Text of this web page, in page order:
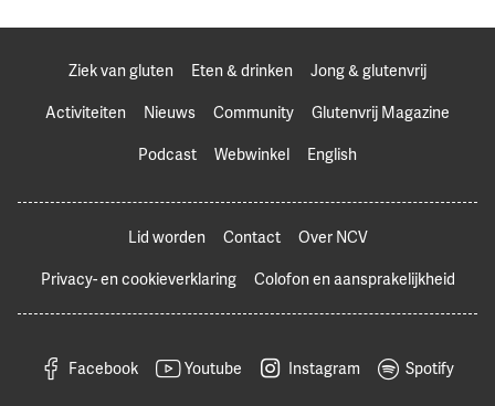
Ziek van gluten Eten & drinken
Jong & glutenvrij
Activiteiten
Nieuws Community
Glutenvrij Magazine
Podcast
Webwinkel English
Lid worden Contact
Over NCV
Privacy- en cookieverklaring
Colofon en aansprakelijkheid
Facebook Youtube Instagram Spotify